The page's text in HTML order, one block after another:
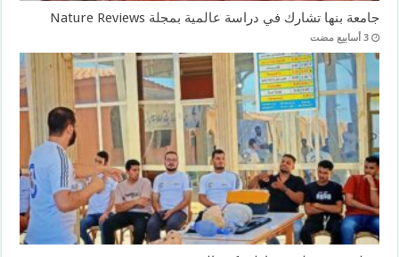
جامعة بنها تشارك في دراسة عالمية بمجلة Nature Reviews
‏3 أسابيع مضت